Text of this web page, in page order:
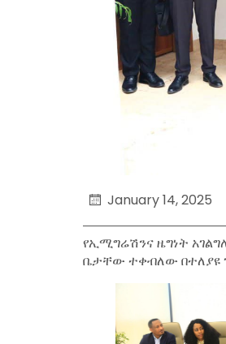
January 14, 2025
የኢሚግሬሽንና ዜግነት
ቤታቸው ተቀብለው በተለያዩ